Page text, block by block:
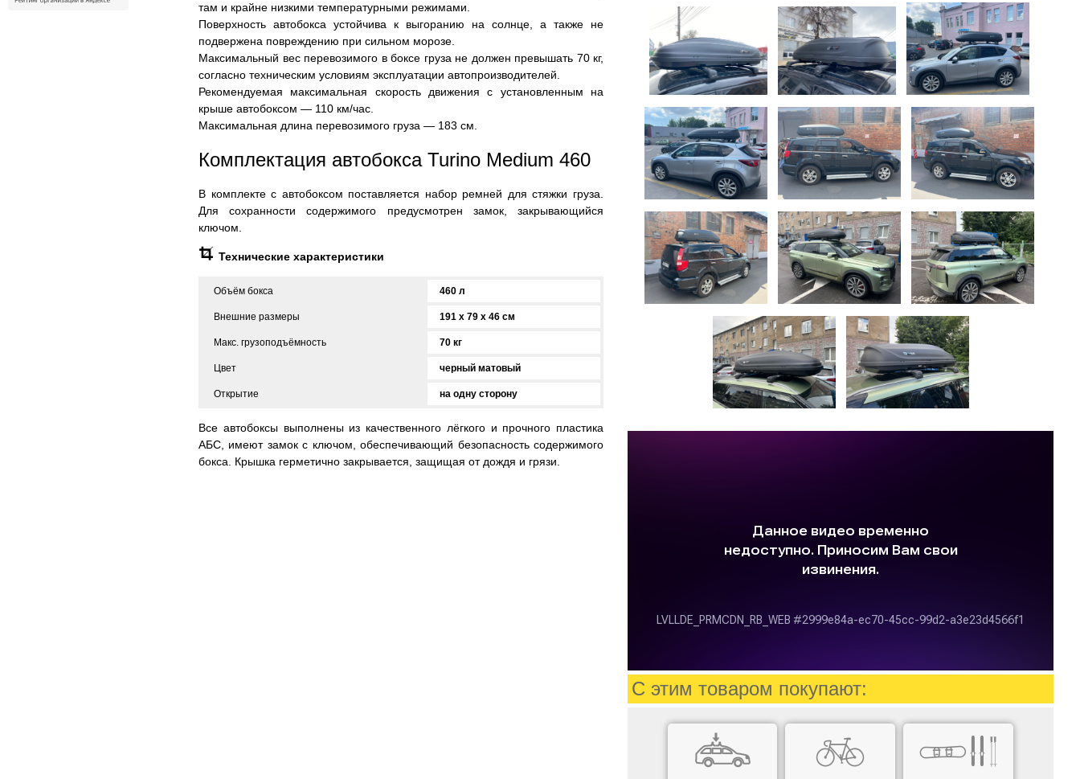
там и крайне низкими температурными режимами.
Поверхность автобокса устойчива к выгоранию на солнце, а также не
подвержена повреждению при сильном морозе.
Максимальный вес перевозимого в боксе груза не должен превышать 70 кг,
согласно техническим условиям эксплуатации автопроизводителей.
Рекомендуемая максимальная скорость движения с установленным на
крыше автобоксом — 110 км/час.
Максимальная длина перевозимого груза — 183 см.
Комплектация автобокса Turino Medium 460
В комплекте с автобоксом поставляется набор ремней для стяжки груза.
Для сохранности содержимого предусмотрен замок, закрывающийся
ключом.
Технические характеристики
Объём бокса 460 л
Внешние размеры 191 x 79 x 46 см
Макс. грузоподъёмность 70 кг
Цвет черный матовый
Открытие на одну сторону
Все автобоксы выполнены из качественного лёгкого и прочного пластика
АБС, имеют замок с ключом, обеспечивающий безопасность содержимого
бокса. Крышка герметично закрывается, защищая от дождя и грязи.
С этим товаром покупают: